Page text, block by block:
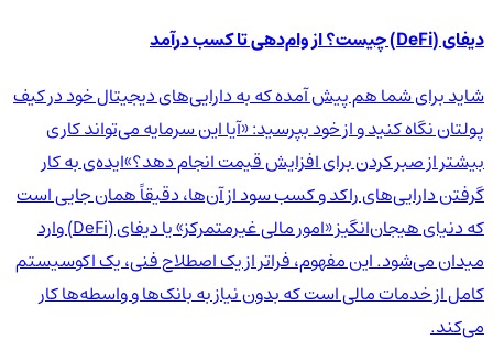
دیفای (DeFi) چیست؟ از وام‌دهی تا کسب درآمد
شاید برای شما هم پیش آمده که به دارایی‌های دیجیتال خود در کیف
پولتان نگاه کنید و از خود بپرسید: «آیا این سرمایه می‌تواند کاری
بیشتر از صبر کردن برای افزایش قیمت انجام دهد؟»ایده‌ی به کار
گرفتن دارایی‌های راکد و کسب سود از آن‌ها، دقیقاً همان جایی است
که دنیای هیجان‌انگیز «امور مالی غیرمتمرکز» یا دیفای (DeFi) وارد
میدان می‌شود. این مفهوم، فراتر از یک اصطلاح فنی، یک اکوسیستم
کامل از خدمات مالی است که بدون نیاز به بانک‌ها و واسطه‌ها کار
می‌کند.